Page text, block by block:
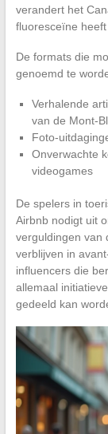
verandert het
fluoresceïne heeft
De formats die
genoemd te
Verhalende
van de Mont-
Foto-
Onverwachte
videogames
De spelers in
Airbnb nodigt uit
verguldingen van
verblijven in
influencers die
allemaal
gedeeld kan